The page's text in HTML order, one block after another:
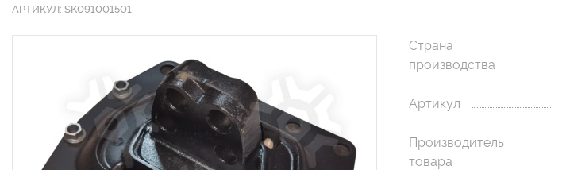
АРТИКУЛ: SK091001501
Страна
производства
Артикул
Производитель
товара